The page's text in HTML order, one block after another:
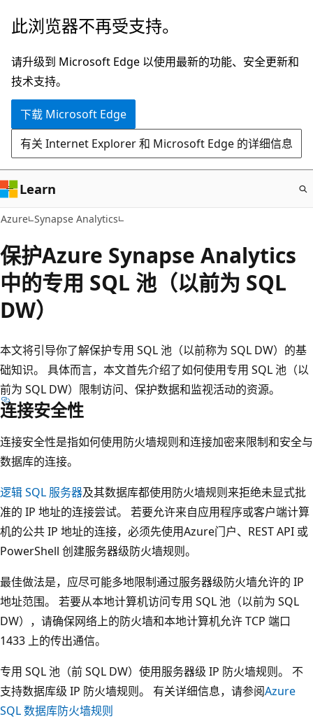
跳
主
要
内
此浏览器不再受支持。
请升级到 Microsoft Edge 以使用最新的功能、安全更新和
技术支持。
下载 Microsoft Edge
有关 Internet Explorer 和 Microsoft Edge 的详细信息
Learn
Azure Synapse Analytics
保护Azure Synapse Analytics
中的专用 SQL 池（以前为 SQL
DW）
本文将引导你了解保护专用 SQL 池（以前称为 SQL DW）的基
础知识。 具体而言，本文首先介绍了如何使用专用 SQL 池（以
前为 SQL DW）限制访问、保护数据和监视活动的资源。
连接安全性
连接安全性是指如何使用防火墙规则和连接加密来限制和安全与
数据库的连接。
逻辑 SQL 服务器及其数据库都使用防火墙规则来拒绝未显式批
准的 IP 地址的连接尝试。 若要允许来自应用程序或客户端计算
机的公共 IP 地址的连接，必须先使用Azure门户、REST API 或
PowerShell 创建服务器级防火墙规则。
最佳做法是，应尽可能多地限制通过服务器级防火墙允许的 IP
地址范围。 若要从本地计算机访问专用 SQL 池（以前为 SQL
DW），请确保网络上的防火墙和本地计算机允许 TCP 端口
1433 上的传出通信。
专用 SQL 池（前 SQL DW）使用服务器级 IP 防火墙规则。 不
支持数据库级 IP 防火墙规则。 有关详细信息，请参阅Azure
SQL 数据库防火墙规则